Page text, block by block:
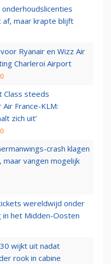
maar krapte blijft
Ryanair en Wizz Air
Charleroi Airport
Class steeds
France-KLM:
zich uit’
crash klagen
maar vangen mogelijk
wereldwijd onder
het Midden-Oosten
wijkt uit nadat
rook in cabine